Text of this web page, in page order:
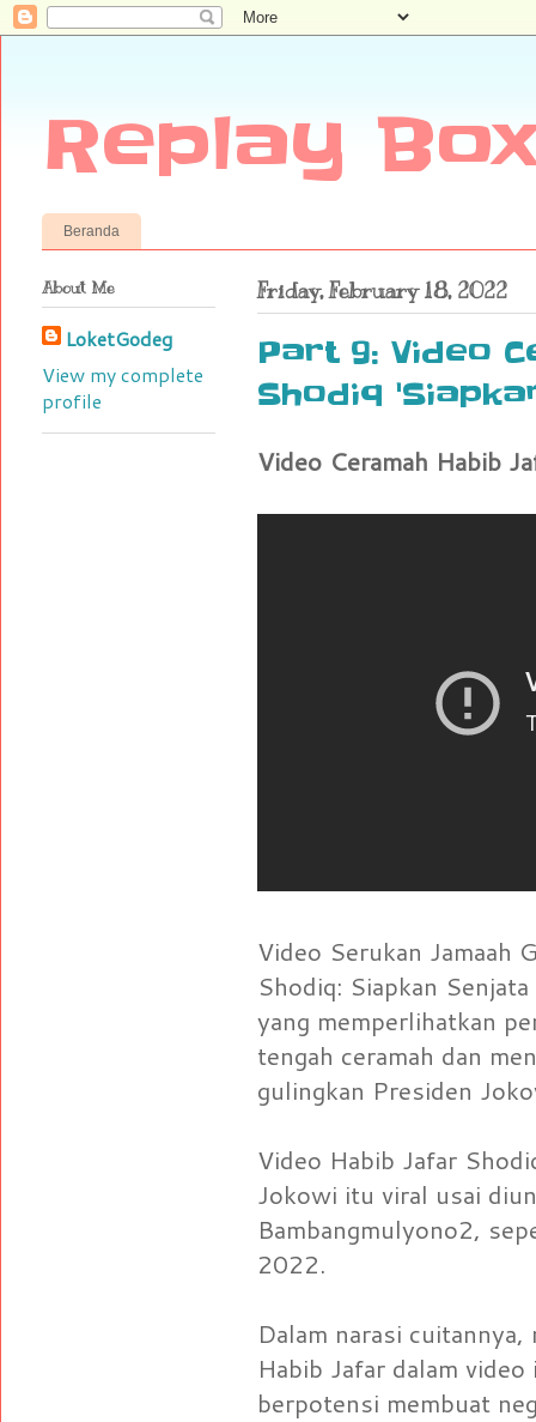
Replay
Beranda
Friday, February 18, 2022
Part 9: Video
Shodiq
Video Ceramah Habib
Video Serukan Jamaah
Shodiq: Siapkan
yang memperlihatkan
tengah ceramah dan
gulingkan Presiden
Video Habib Jafar
Jokowi itu viral usai
Bambangmulyono2,
2022.
Dalam narasi
Habib Jafar dalam
berpotensi membuat
About Me
LoketGodeg
View my complete
profile